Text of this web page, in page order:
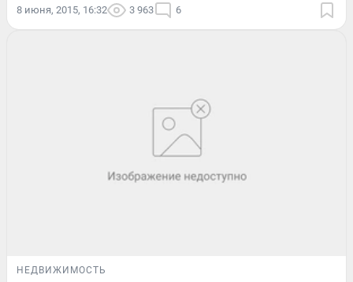
8 июня, 2015, 16:32 3 963 6
НЕДВИЖИМОСТЬ